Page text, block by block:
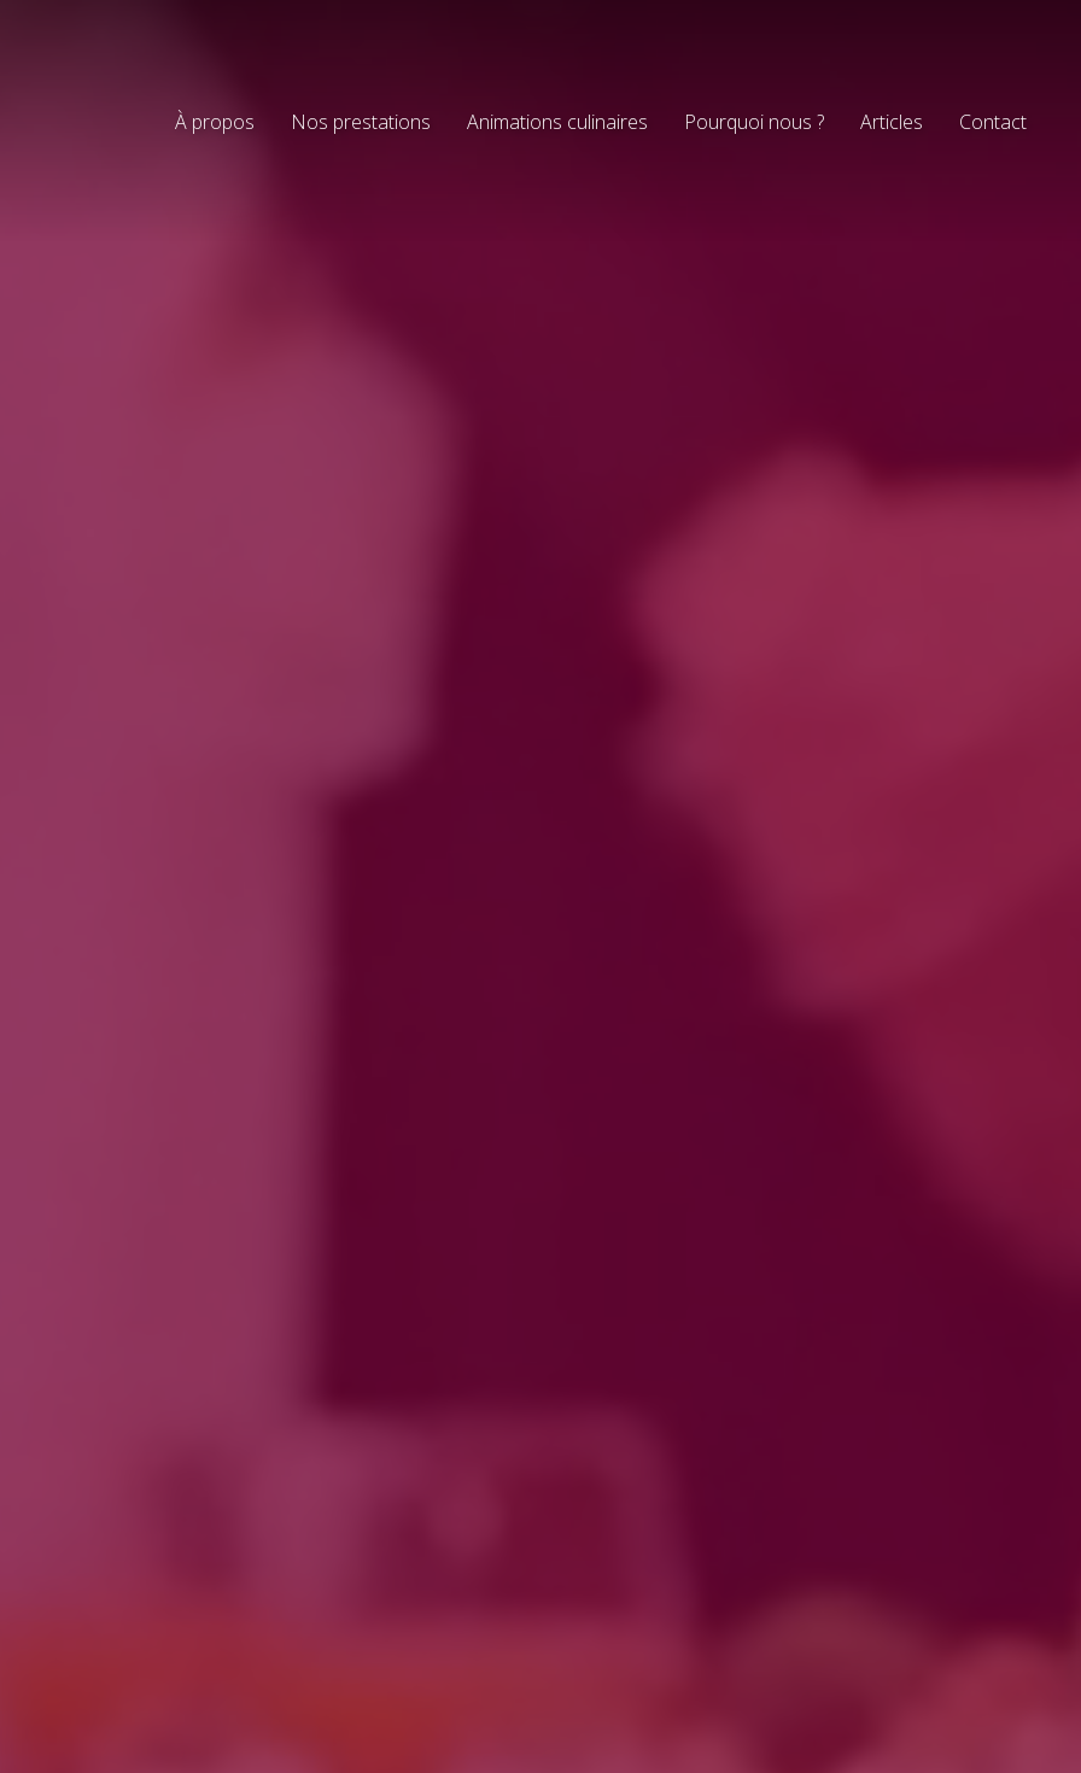
À propos Nos prestations Animations culinaires Pourquoi nous ? Articles Contact